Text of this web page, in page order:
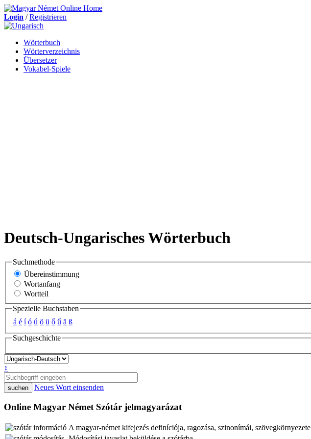
Login /Registrieren
Wörterbuch
Wörterverzeichnis
Übersetzer
Vokabel-Spiele
Deutsch-Ungarisches Wörterbuch
Suchmethode
Übereinstimmung
Wortanfang
Wortteil
Spezielle Buchstaben
á é í ó ú ö ü ő ű ä ß
Suchgeschichte
↕
Neues Wort einsenden
Online Magyar Német Szótár jelmagyarázat
A magyar-német kifejezés definíciója, ragozása, szinonímái, szövegkörnyezete